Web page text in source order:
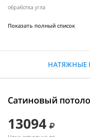
обработка угла
Показать полный список
НАТЯЖНЫЕ
Сатиновый
13094